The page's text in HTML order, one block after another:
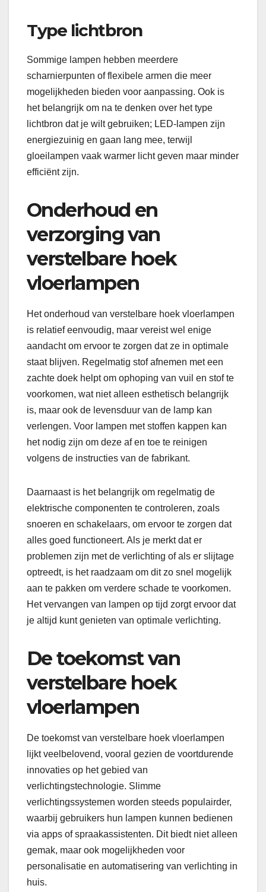
Type lichtbron
Sommige lampen hebben meerdere
scharnierpunten of flexibele armen die meer
mogelijkheden bieden voor aanpassing. Ook is
het belangrijk om na te denken over het type
lichtbron dat je wilt gebruiken; LED-lampen zijn
energiezuinig en gaan lang mee, terwijl
gloeilampen vaak warmer licht geven maar minder
efficiënt zijn.
Onderhoud en
verzorging van
verstelbare hoek
vloerlampen
Het onderhoud van verstelbare hoek vloerlampen
is relatief eenvoudig, maar vereist wel enige
aandacht om ervoor te zorgen dat ze in optimale
staat blijven. Regelmatig stof afnemen met een
zachte doek helpt om ophoping van vuil en stof te
voorkomen, wat niet alleen esthetisch belangrijk
is, maar ook de levensduur van de lamp kan
verlengen. Voor lampen met stoffen kappen kan
het nodig zijn om deze af en toe te reinigen
volgens de instructies van de fabrikant.
Daarnaast is het belangrijk om regelmatig de
elektrische componenten te controleren, zoals
snoeren en schakelaars, om ervoor te zorgen dat
alles goed functioneert. Als je merkt dat er
problemen zijn met de verlichting of als er slijtage
optreedt, is het raadzaam om dit zo snel mogelijk
aan te pakken om verdere schade te voorkomen.
Het vervangen van lampen op tijd zorgt ervoor dat
je altijd kunt genieten van optimale verlichting.
De toekomst van
verstelbare hoek
vloerlampen
De toekomst van verstelbare hoek vloerlampen
lijkt veelbelovend, vooral gezien de voortdurende
innovaties op het gebied van
verlichtingstechnologie. Slimme
verlichtingssystemen worden steeds populairder,
waarbij gebruikers hun lampen kunnen bedienen
via apps of spraakassistenten. Dit biedt niet alleen
gemak, maar ook mogelijkheden voor
personalisatie en automatisering van verlichting in
huis.